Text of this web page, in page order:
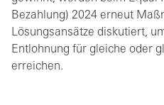
Bezahlung) 2024 erneut
Lösungsansätze diskutiert,
Entlohnung für gleiche oder
erreichen.